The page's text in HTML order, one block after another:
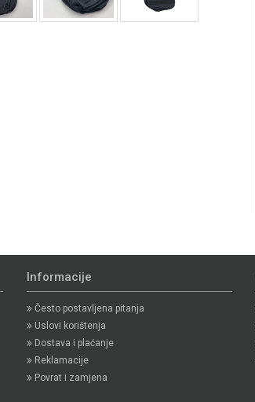
Informacije
Često postavljena pitanja
Uslovi korištenja
Dostava i plaćanje
Reklamacije
Povrat i zamjena